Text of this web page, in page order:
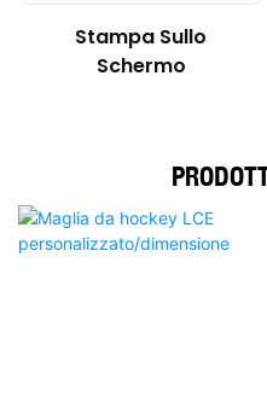
Stampa Sullo
Schermo